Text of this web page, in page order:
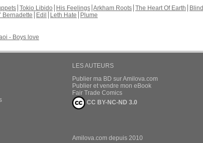
Tokio Libido His Feelings Arkham Roots The Heart Of Earth
Blind
Bernadette Edil Leth Hate
Plume
- Boys love
LES AUTEURS
Publier ma BD sur Amilova.com
Publier et vendre mon eBook
Fair Trade Comics
CC BY-NC-ND 3.0
Amilova.com depuis 2010